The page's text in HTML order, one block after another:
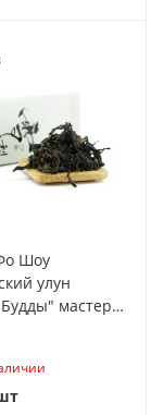
Шоу
улун
мастера